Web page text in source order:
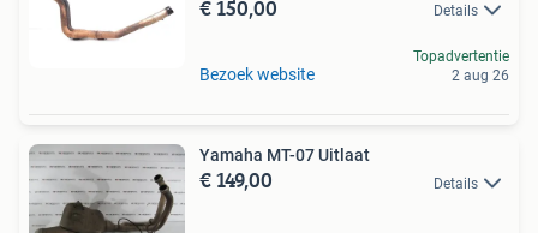
€ 150,00 Details
Bezoek website
Topadvertentie
2 aug 26
Yamaha MT-07 Uitlaat
€ 149,00 Details